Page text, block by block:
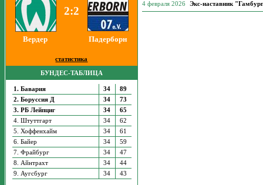
2:2
Вердер Падерборн
статистика
БУНДЕС-ТАБЛИЦА
1. Бавария 34
89
2. Боруссия Д
34
73
3. РБ Лейпциг
34
65
4. Штуттгарт
34
62
5. Хоффенхайм
34
61
6. Байер
34
59
7. Фрайбург
34
47
8. Айнтрахт
34
44
9. Аугсбург
34 43
4 февраля 2026 Экс-наставник